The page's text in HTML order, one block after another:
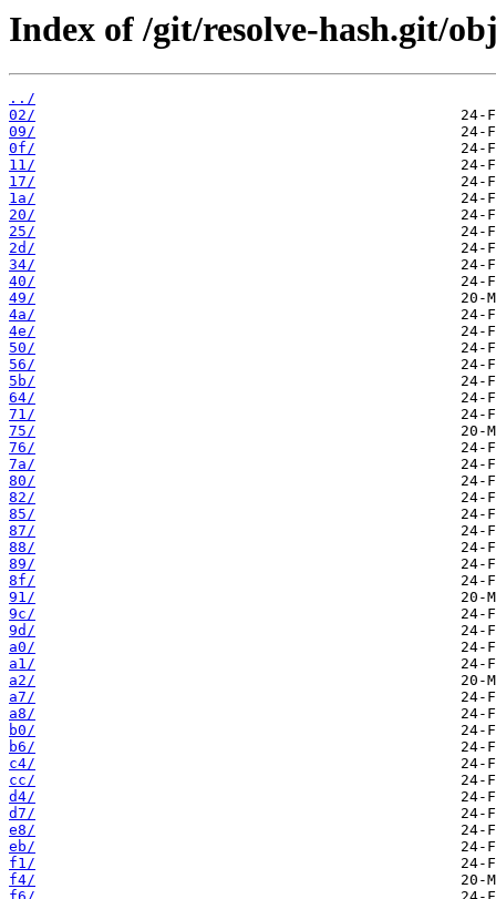
Index of /git/resolve-hash.git/
../
02/
09/
0f/
11/
17/
1a/
20/
25/
2d/
34/
40/
49/
4a/
4e/
50/
56/
5b/
64/
71/
75/
76/
7a/
80/
82/
85/
87/
88/
89/
8f/
91/
9c/
9d/
a0/
a1/
a2/
a7/
a8/
b0/
b6/
c4/
cc/
d4/
d7/
e8/
eb/
f1/
f4/